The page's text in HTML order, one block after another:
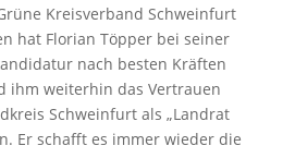
Kreisverband Schweinfurt
hat Florian Töpper bei seiner
nach besten Kräften
ihm weiterhin das Vertrauen
Schweinfurt als „Landrat
Er schafft es immer wieder die